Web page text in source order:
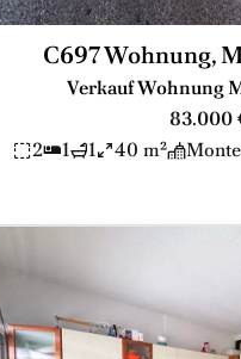
C697 Wohnung,
Verkauf Wohnung
83.000
2
1 1 40 m²